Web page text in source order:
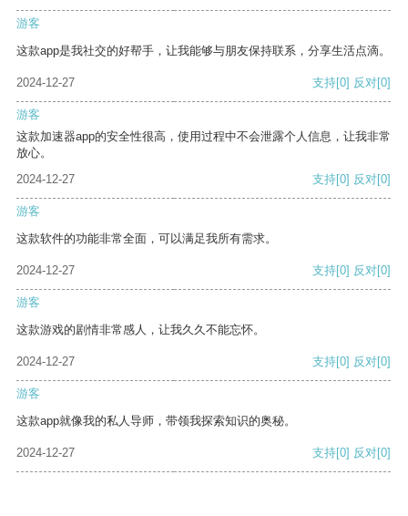
游客
这款app是我社交的好帮手，让我能够与朋友保持联系，分享生活点滴。
2024-12-27 支持[0] 反对[0]
游客
这款加速器app的安全性很高，使用过程中不会泄露个人信息，让我非常
放心。
2024-12-27
支持[0] 反对[0]
游客
这款软件的功能非常全面，可以满足我所有需求。
2024-12-27 支持[0] 反对[0]
游客
这款游戏的剧情非常感人，让我久久不能忘怀。
2024-12-27 支持[0] 反对[0]
游客
这款app就像我的私人导师，带领我探索知识的奥秘。
2024-12-27 支持[0] 反对[0]